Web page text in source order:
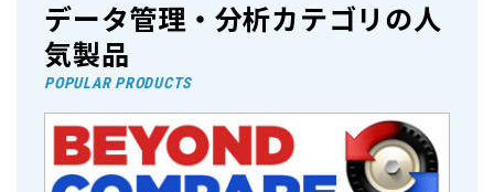
データ管理・分析カテゴリの人
気製品
POPULAR PRODUCTS